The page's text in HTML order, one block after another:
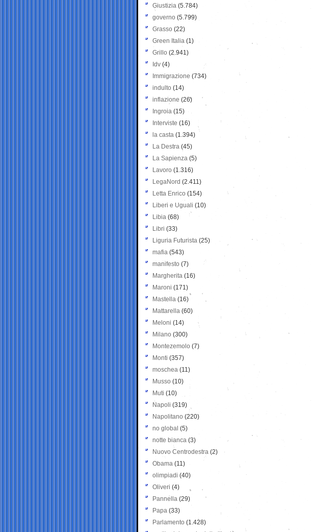
Giustizia (5.784)
governo (5.799)
Grasso (22)
Green Italia (1)
Grillo (2.941)
Idv (4)
Immigrazione (734)
indulto (14)
inflazione (26)
Ingroia (15)
Interviste (16)
la casta (1.394)
La Destra (45)
La Sapienza (5)
Lavoro (1.316)
LegaNord (2.411)
Letta Enrico (154)
Liberi e Uguali (10)
Libia (68)
Libri (33)
Liguria Futurista (25)
mafia (543)
manifesto (7)
Margherita (16)
Maroni (171)
Mastella (16)
Mattarella (60)
Meloni (14)
Milano (300)
Montezemolo (7)
Monti (357)
moschea (11)
Musso (10)
Muti (10)
Napoli (319)
Napolitano (220)
no global (5)
notte bianca (3)
Nuovo Centrodestra (2)
Obama (11)
olimpiadi (40)
Oliveri (4)
Pannella (29)
Papa (33)
Parlamento (1.428)